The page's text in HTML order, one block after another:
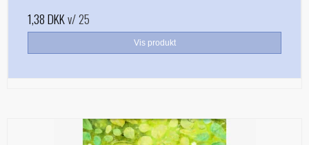
1,38 DKKv/ 25
Vis produkt